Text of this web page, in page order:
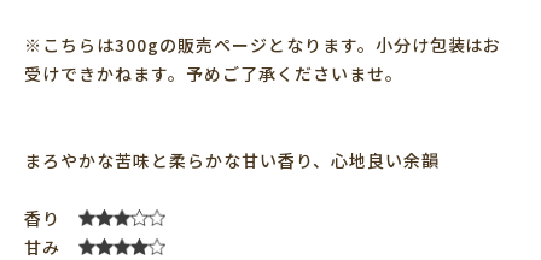
※こちらは300gの販売ページとなります。小分け包装はお
受けできかねます。予めご了承くださいませ。
まろやかな苦味と柔らかな甘い香り、心地良い余韻
香り
甘み